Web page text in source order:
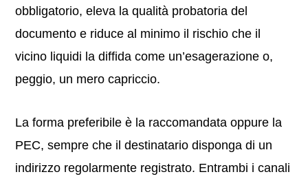
obbligatorio, eleva la qualità probatoria del
documento e riduce al minimo il rischio che il
vicino liquidi la diffida come un’esagerazione o,
peggio, un mero capriccio.
La forma preferibile è la raccomandata oppure la
PEC, sempre che il destinatario disponga di un
indirizzo regolarmente registrato. Entrambi i canali